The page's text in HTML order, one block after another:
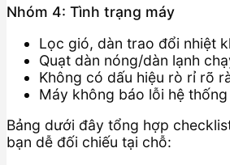
Nhóm 4: Tình trạng máy
Lọc gió, dàn trao đổi nhiệt
Quạt dàn nóng/dàn lạnh
Không có dấu hiệu rò rỉ rõ
Máy không báo lỗi hệ
Bảng dưới đây tổng hợp
bạn dễ đối chiếu tại chỗ: